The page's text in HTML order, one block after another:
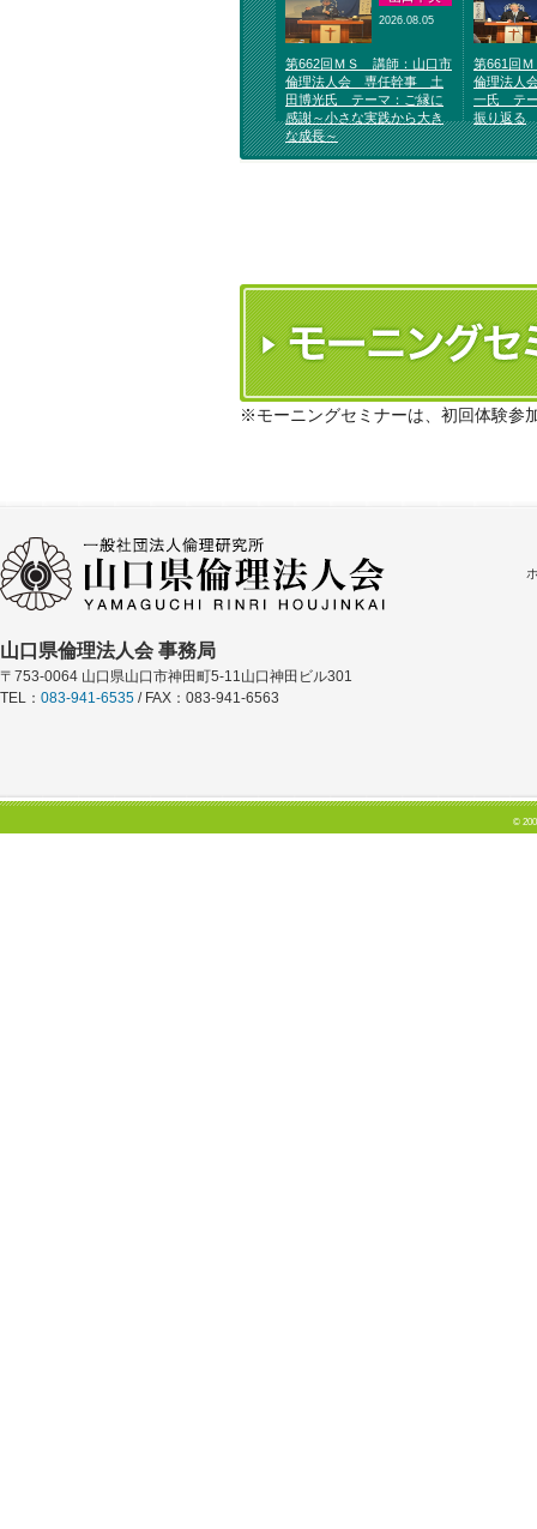
2026.08.05
第662回ＭＳ 講師：山口市
倫理法人会 専任幹事 土
田博光氏 テーマ：ご縁に
感謝～小さな実践から大き
な成長～
第661回
倫理法人
一氏 テー
振り返る
※モーニングセミナーは、初回体験参
山口県倫理法人会 事務局
〒753-0064 山口県山口市神田町5-11山口神田ビル301
TEL： 083-941-6535 / FAX：083-941-6563
©